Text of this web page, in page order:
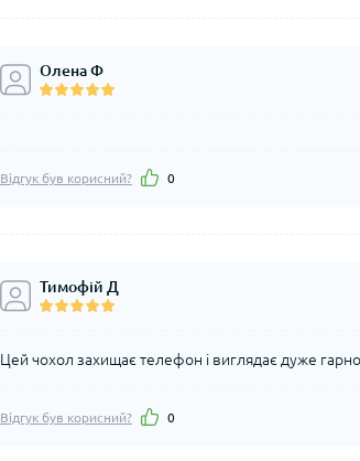
Олена Ф
Відгук був корисний? 0
Тимофій Д
Цей чохол захищає телефон і виглядає дуже
Відгук був корисний? 0